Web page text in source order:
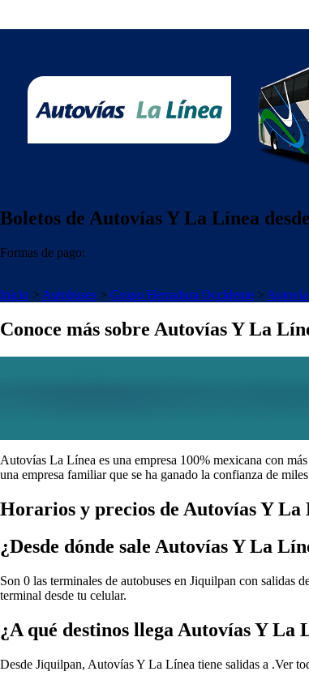
Boletos de Autovías Y La Línea
Formas de pago:
Inicio > Autobuses > Grupo Herradura Occidente >
Conoce más sobre Autovías Y La
Autovías La Línea es una empresa 100% mexicana con
una empresa familiar que se ha ganado la confianza de
Horarios y precios de Autovías Y La
¿Desde dónde sale Autovías Y La
Son 0 las terminales de autobuses en Jiquilpan con
terminal desde tu celular.
¿A qué destinos llega Autovías Y La
Desde Jiquilpan, Autovías Y La Línea tiene salidas a .Ver